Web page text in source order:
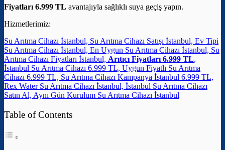
Fiyatları 6.999 TL avantajıyla sağlıklı suya geçiş yapın.
Hizmetlerimiz:
Su Arıtma Cihazı İstanbul, Su Arıtma Cihazı Satışı İstanbul, Ev Tipi
Su Arıtma Cihazı İstanbul, En Uygun Su Arıtma Cihazı İstanbul, Su
Arıtma Cihazı Fiyatları İstanbul, Arıtıcı Fiyatları 6.999 TL,
İstanbul Su Arıtma Cihazı 6.999 TL, Uygun Fiyatlı Su Arıtma
Cihazı 6.999 TL, Su Arıtma Cihazı Kampanya İstanbul 6.999 TL,
Rex Water Su Arıtma Cihazı İstanbul, İstanbul Su Arıtma Cihazı
Satın Al, Aynı Gün Kurulum Su Arıtma Cihazı İstanbul
Table of Contents